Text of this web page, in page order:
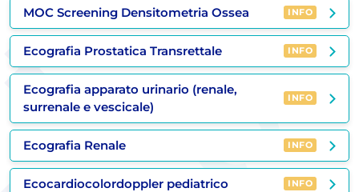
MOC Screening Densitometria Ossea INFO
Ecografia Prostatica Transrettale INFO
Ecografia apparato urinario (renale,
surrenale e vescicale)
INFO
Ecografia Renale INFO
Ecocardiocolordoppler pediatrico INFO